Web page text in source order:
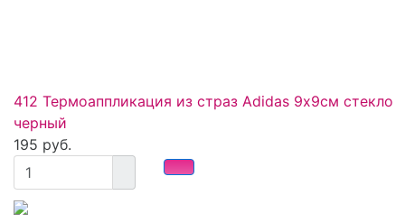
412 Термоаппликация из страз Adidas 9х9см стекло
черный
195 руб.